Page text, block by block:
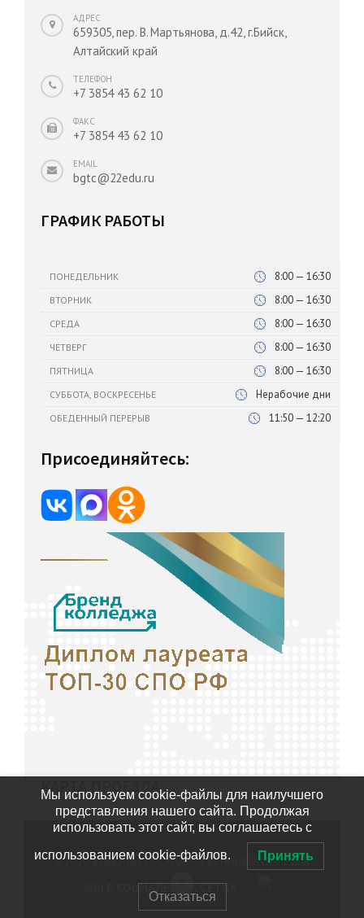
АДРЕС
659305, пер. В. Мартьянова, д.42, г.Бийск,
Алтайский край
ТЕЛЕФОН
+7 3854 43 62 10
ФАКС
+7 3854 43 62 10
EMAIL
bgtc@22edu.ru
ГРАФИК РАБОТЫ
ПОНЕДЕЛЬНИК 8:00 — 16:30
ВТОРНИК 8:00 — 16:30
СРЕДА 8:00 — 16:30
ЧЕТВЕРГ 8:00 — 16:30
ПЯТНИЦА 8:00 — 16:30
СУББОТА, ВОСКРЕСЕНЬЕ Нерабочие дни
ОБЕДЕННЫЙ ПЕРЕРЫВ 11:50 — 12:20
Присоединяйтесь:
КАРТА ПРОЕЗДА
©2020БИЙСКИЙ ГОСУДАРСТВЕННЫЙ КОЛЛЕДЖ
МЫ В СОЦИАЛЬНЫХ СЕТЯХ
Мы используем cookie-файлы для наилучшего
представления нашего сайта. Продолжая
использовать этот сайт, вы соглашаетесь с
использованием cookie-файлов. Принять
Отказаться